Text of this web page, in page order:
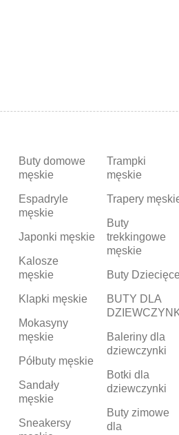
Buty domowe
męskie
Espadryle
męskie
Japonki męskie
Kalosze
męskie
Klapki męskie
Mokasyny
męskie
Półbuty męskie
Sandały
męskie
Sneakersy
Trampki
męskie
Trapery
Buty
trekkingowe
męskie
Buty Dziecięce
BUTY DLA
Baleriny dla
dziewczynki
Botki dla
dziewczynki
Buty zimowe
dla